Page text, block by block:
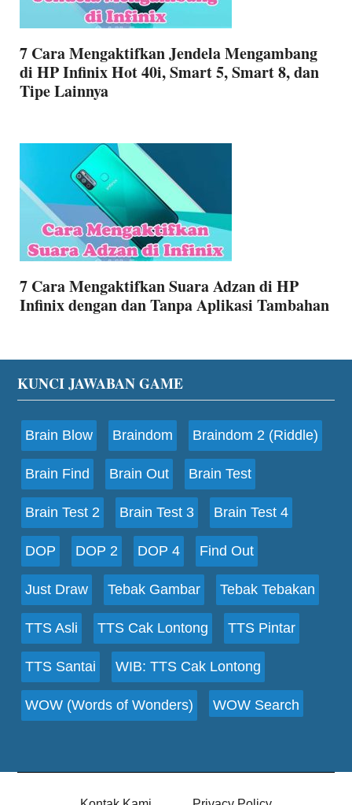
7 Cara Mengaktifkan Jendela Mengambang
di HP Infinix Hot 40i, Smart 5, Smart 8, dan
Tipe Lainnya
7 Cara Mengaktifkan Suara Adzan di HP
Infinix dengan dan Tanpa Aplikasi Tambahan
Footer
KUNCI JAWABAN GAME
Brain Blow Braindom Braindom 2 (Riddle)
Brain Find Brain Out Brain Test
Brain Test 2 Brain Test 3 Brain Test 4
DOP DOP 2 DOP 4 Find Out
Just Draw Tebak Gambar Tebak Tebakan
TTS Asli TTS Cak Lontong TTS Pintar
TTS Santai WIB: TTS Cak Lontong
WOW (Words of Wonders) WOW Search